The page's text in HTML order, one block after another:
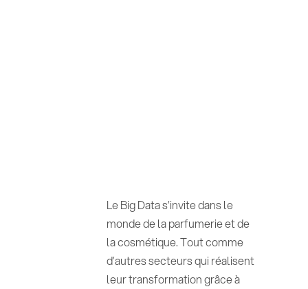
Le Big Data s’invite dans le
monde de la parfumerie et de
la cosmétique. Tout comme
d’autres secteurs qui réalisent
leur transformation grâce à